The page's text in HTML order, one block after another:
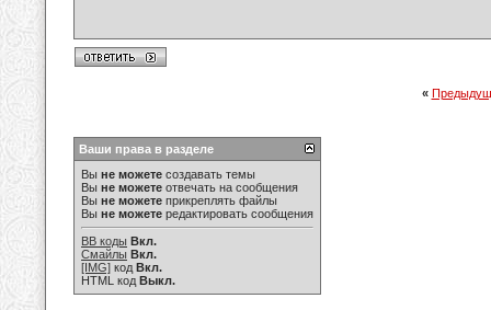
«
Ваши права в разделе
Вы не можете создавать темы
Вы не можете отвечать на сообщения
Вы не можете прикреплять файлы
Вы не можете редактировать сообщения
BB коды Вкл.
Смайлы Вкл.
[IMG] код Вкл.
HTML код Выкл.